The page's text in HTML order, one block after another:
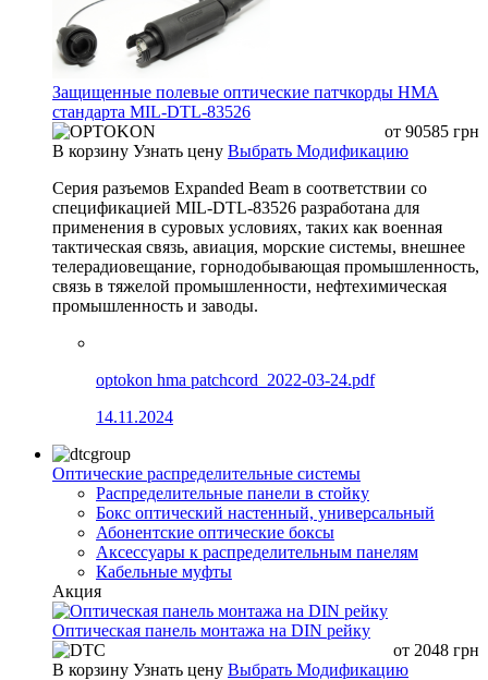
Защищенные полевые оптические патчкорды HMA
стандарта MIL-DTL-83526
от 90585 грн
В корзину Узнать цену Выбрать Модификацию
Серия разъемов Expanded Beam в соответствии со
спецификацией MIL-DTL-83526 разработана для
применения в суровых условиях, таких как военная
тактическая связь, авиация, морские системы, внешнее
телерадиовещание, горнодобывающая промышленность,
связь в тяжелой промышленности, нефтехимическая
промышленность и заводы.
optokon hma patchcord_2022-03-24.pdf
14.11.2024
Оптические распределительные системы
Распределительные панели в стойку
Бокс оптический настенный, универсальный
Абонентские оптические боксы
Аксессуары к распределительным панелям
Кабельные муфты
Акция
Оптическая панель монтажа на DIN рейку
от 2048 грн
В корзину Узнать цену Выбрать Модификацию